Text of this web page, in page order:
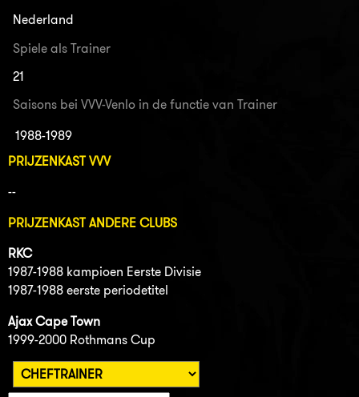
Nederland
Spiele als Trainer
21
Saisons bei VVV-Venlo in de functie van Trainer
1988-1989
PRIJZENKAST VVV
--
PRIJZENKAST ANDERE CLUBS
RKC
1987-1988 kampioen Eerste Divisie
1987-1988 eerste periodetitel
Ajax Cape Town
1999-2000 Rothmans Cup